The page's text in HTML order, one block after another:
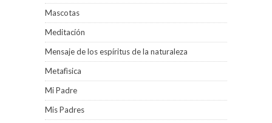
Mascotas
Meditacíón
Mensaje de los espíritus de la naturaleza
Metafìsica
Mi Padre
Mis Padres